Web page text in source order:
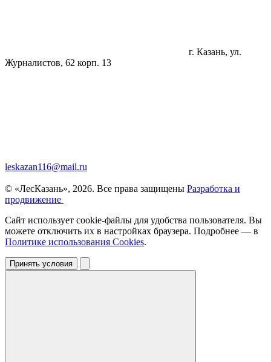
г. Казань, ул.
Журналистов, 62 корп. 13
leskazan116@mail.ru
© «ЛесКазань», 2026. Все права защищены Разработка и
продвижение
Сайт использует cookie-файлы для удобства пользователя. Вы
можете отключить их в настройках браузера. Подробнее — в
Политике использования Cookies.
Принять условия